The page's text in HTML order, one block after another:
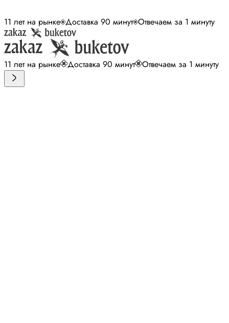
11 лет на рынке Доставка 90 минут Отвечаем за 1 минуту
11 лет на рынке Доставка 90 минут Отвечаем за 1 минуту